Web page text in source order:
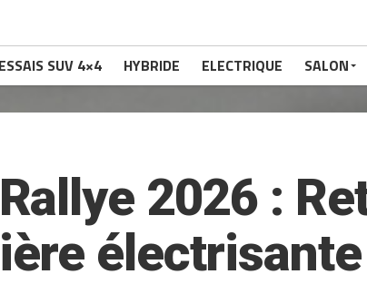
ESSAIS SUV 4×4 HYBRIDE ELECTRIQUE SALON
2026 :